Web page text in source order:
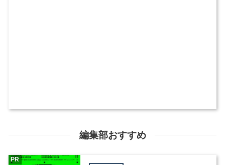
編集部おすすめ
PR